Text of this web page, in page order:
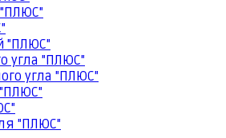
"ПЛЮС"
угла "ПЛЮС"
угла "ПЛЮС"
"ПЛЮС"